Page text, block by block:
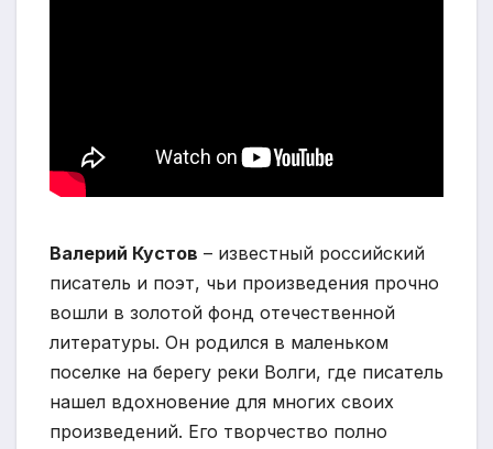
Валерий Кустов – известный российский
писатель и поэт, чьи произведения прочно
вошли в золотой фонд отечественной
литературы. Он родился в маленьком
поселке на берегу реки Волги, где писатель
нашел вдохновение для многих своих
произведений. Его творчество полно